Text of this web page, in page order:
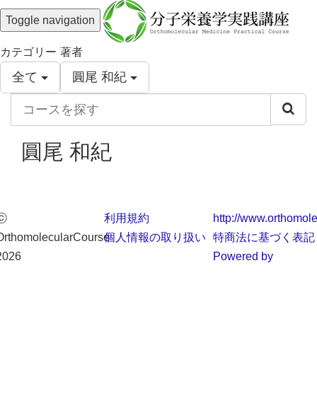
Toggle navigation
カテゴリー
全て
著者
圓尾 和紀
圓尾 和紀
利用規約
個人情報の取り扱い
http://
特商法に基づく表記
Powered by